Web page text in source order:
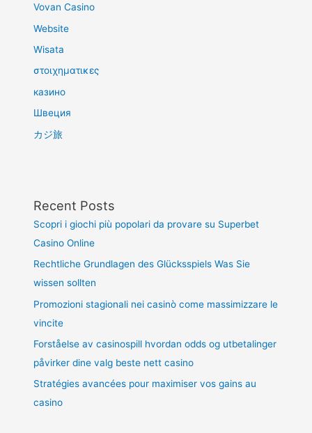
Vovan Casino
Website
Wisata
στοιχηματικες
казино
Швеция
カジ旅
Recent Posts
Scopri i giochi più popolari da provare su Superbet
Casino Online
Rechtliche Grundlagen des Glücksspiels Was Sie
wissen sollten
Promozioni stagionali nei casinò come massimizzare le
vincite
Forståelse av casinospill hvordan odds og utbetalinger
påvirker dine valg beste nett casino
Stratégies avancées pour maximiser vos gains au
casino